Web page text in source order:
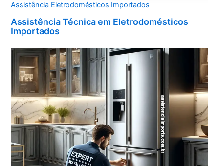
Assistência Eletrodomésticos Importados
Assistência Técnica em Eletrodomésticos
Importados